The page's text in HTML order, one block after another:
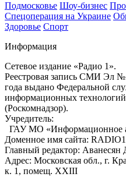
Подмосковье Шоу-бизнес
Спецоперация на Украине
Здоровье Спорт
Информация
Сетевое издание «Радио 1».
Реестровая запись СМИ Эл
года выдано Федеральной
информационных
(Роскомнадзор).
Учредитель:
ГАУ МО «Информационное
Доменное имя сайта:
Главный редактор: Аванесян
Адрес: Московская обл., г.
к. 1, помещ. XXIII